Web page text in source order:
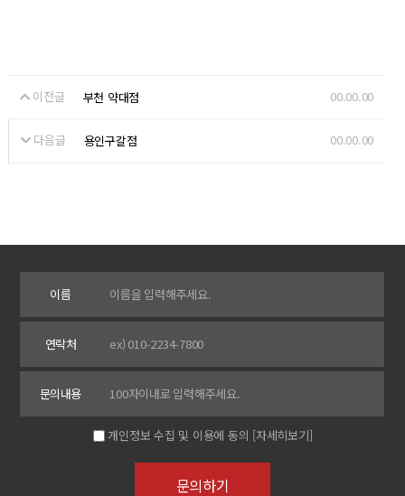
이전글 부천 약대점 00.00.00
다음글 용인구갈점 00.00.00
이름
연락처
문의내용
개인정보 수집 및 이용에 동의 [자세히보기]